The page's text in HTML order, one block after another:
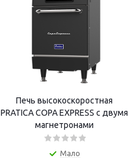
Печь высокоскоростная
PRATICA COPA EXPRESS с двумя
магнетронами
Мало